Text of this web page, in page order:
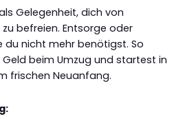
Gelegenheit, dich von
befreien. Entsorge oder
du nicht mehr benötigst. So
beim Umzug und startest in
frischen Neuanfang.